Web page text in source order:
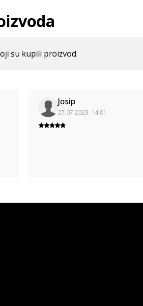
su kupili proizvod.
Josip
27.07.2023. 14:01